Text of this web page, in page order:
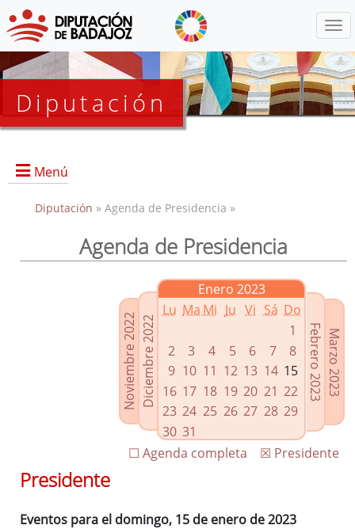
Diputación
Menú
Presidencia
Enlaces relacionados
Agenda de Presidencia
Plenos provinciales y Juntas de gobierno
Oficina de Proyectos Europeos
Diputación » Agenda de Presidencia »
Agenda de Presidencia
Noviembre 2022Diciembre 2022
Enero 2023
Lu Ma Mi Ju Vi Sá Do
1
2
3 4 5 6 7
8
9 10 11 12 13 14 15
16 17 18 19 20 21 22
23 24 25 26 27 28 29
30 31
Marzo 2023
Febrero 2023
☒ Presidente
☐ Agenda completa
Presidente
Eventos para el domingo, 15 de enero de 2023